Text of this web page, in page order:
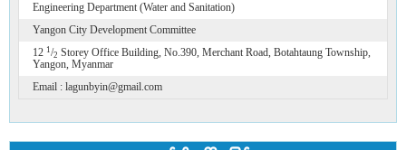
Engineering Department (Water and Sanitation)
Yangon City Development Committee
12 1 /2 Storey Office Building, No.390, Merchant Road, Botahtaung Township,
Yangon, Myanmar
Email : lagunbyin@gmail.com